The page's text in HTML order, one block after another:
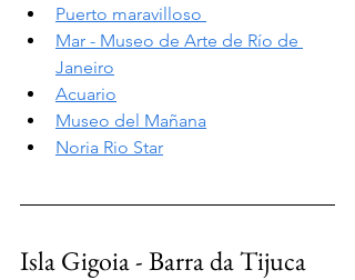
Puerto maravilloso
Mar - Museo de Arte de Río de
Janeiro
Acuario
Museo del Mañana
Noria Rio Star
Isla Gigoia - Barra da Tijuca